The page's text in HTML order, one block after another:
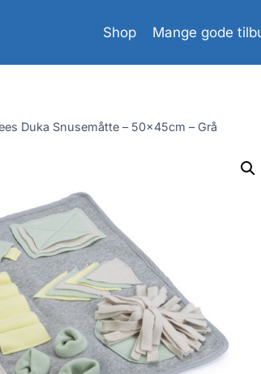
Shop Mange gode
Duka Snusemåtte – 50x45cm – Grå